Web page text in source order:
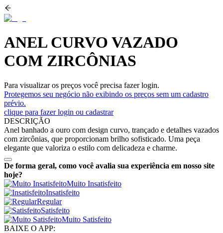
ANEL CURVO VAZADO
COM ZIRCÔNIAS
Para visualizar os preços você precisa fazer login.
Protegemos seu negócio não exibindo os preços sem um cadastro
prévio.
clique para fazer login ou cadastrar
DESCRIÇÃO
Anel banhado a ouro com design curvo, trançado e detalhes vazados
com zircônias, que proporcionam brilho sofisticado. Uma peça
elegante que valoriza o estilo com delicadeza e charme.
De forma geral, como você avalia sua experiência em nosso site
hoje?
Muito Insatisfeito
Insatisfeito
Regular
Satisfeito
Muito Satisfeito
BAIXE O APP: